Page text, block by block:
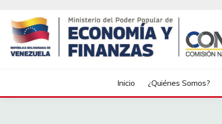
Inicio ¿Quiénes Somos?